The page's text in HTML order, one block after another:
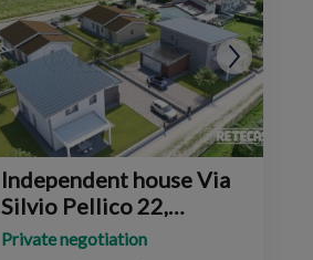
Independent house Via
Silvio Pellico 22,
Cornedo Vicentino
Private negotiation